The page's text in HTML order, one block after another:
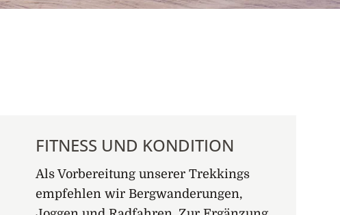
FITNESS UND KONDITION
Als Vorbereitung unserer Trekkings
empfehlen wir Bergwanderungen,